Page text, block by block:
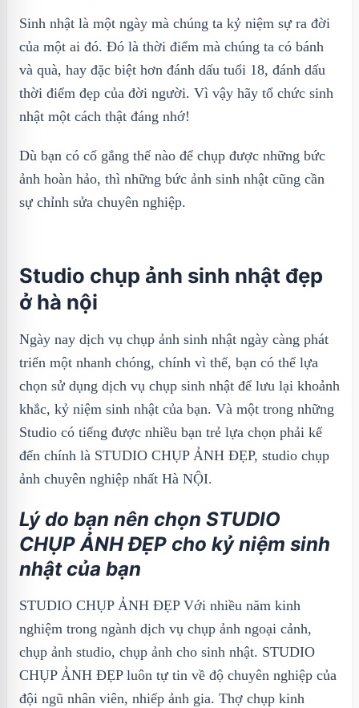
Sinh nhật là một ngày mà chúng ta kỷ niệm sự ra đời
của một ai đó. Đó là thời điểm mà chúng ta có bánh
và quà, hay đặc biệt hơn đánh dấu tuổi 18, đánh dấu
thời điểm đẹp của đời người. Vì vậy hãy tổ chức sinh
nhật một cách thật đáng nhớ!
Dù bạn có cố gắng thế nào để chụp được những bức
ảnh hoàn hảo, thì những bức ảnh sinh nhật cũng cần
sự chỉnh sửa chuyên nghiệp.
Studio chụp ảnh sinh nhật đẹp
ở hà nội
Ngày nay dịch vụ chụp ảnh sinh nhật ngày càng phát
triển một nhanh chóng, chính vì thế, bạn có thể lựa
chọn sử dụng dịch vụ chụp sinh nhật để lưu lại khoảnh
khắc, kỷ niệm sinh nhật của bạn. Và một trong những
Studio có tiếng được nhiều bạn trẻ lựa chọn phải kể
đến chính là STUDIO CHỤP ẢNH ĐẸP, studio chụp
ảnh chuyên nghiệp nhất Hà NỘI.
Lý do bạn nên chọn STUDIO
CHỤP ẢNH ĐẸP cho kỷ niệm sinh
nhật của bạn
STUDIO CHỤP ẢNH ĐẸP Với nhiều năm kinh
nghiệm trong ngành dịch vụ chụp ảnh ngoại cảnh,
chụp ảnh studio, chụp ảnh cho sinh nhật. STUDIO
CHỤP ẢNH ĐẸP luôn tự tin về độ chuyên nghiệp của
đội ngũ nhân viên, nhiếp ảnh gia. Thợ chụp kinh